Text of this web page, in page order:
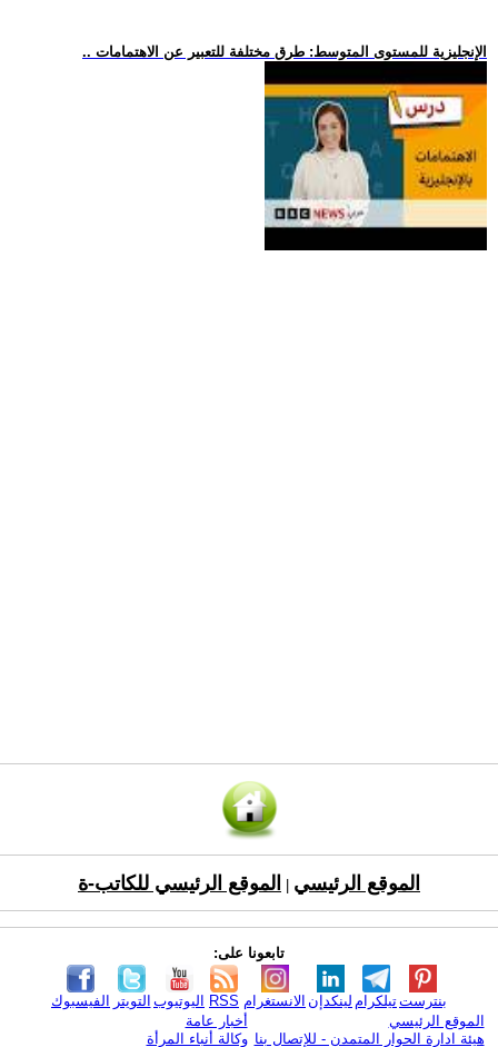
.. الإنجليزية للمستوى المتوسط: طرق مختلفة للتعبير عن الاهتمامات
الموقع الرئيسي الموقع الرئيسي للكاتب-ة
تابعونا على:
الفيسبوك التويتر اليوتيوب RSS الانستغرام لينكدإن تيلكرامبنترست
الموقع الرئيسي
هيئة ادارة الحوار المتمدن - للإتصال بنا
أخبار عامة
وكالة أنباء المرأة